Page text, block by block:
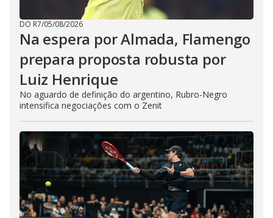
DO R7/05/08/2026
Na espera por Almada, Flamengo
prepara proposta robusta por
Luiz Henrique
No aguardo de definição do argentino, Rubro-Negro
intensifica negociações com o Zenit